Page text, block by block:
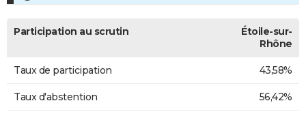
Bricolage
Television
Participation au scrutin
Étoile-sur-
Rhône
Taux de participation 43,58%
Taux d'abstention 56,42%